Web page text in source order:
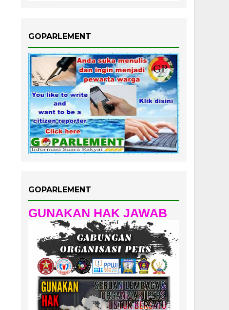
GOPARLEMENT
GOPARLEMENT
GUNAKAN HAK JAWAB